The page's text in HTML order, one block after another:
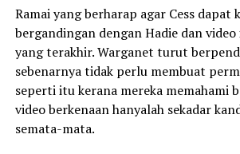
Ramai yang berharap agar Cess dapat
bergandingan dengan Hadie dan
yang terakhir. Warganet turut
sebenarnya tidak perlu membuat
seperti itu kerana mereka memahami
video berkenaan hanyalah sekadar
semata-mata.